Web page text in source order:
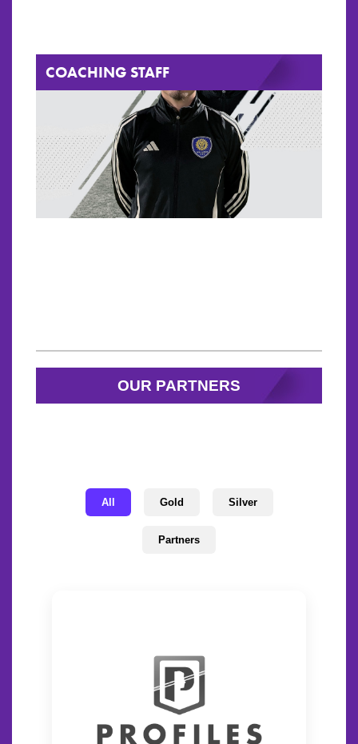
COACHING STAFF